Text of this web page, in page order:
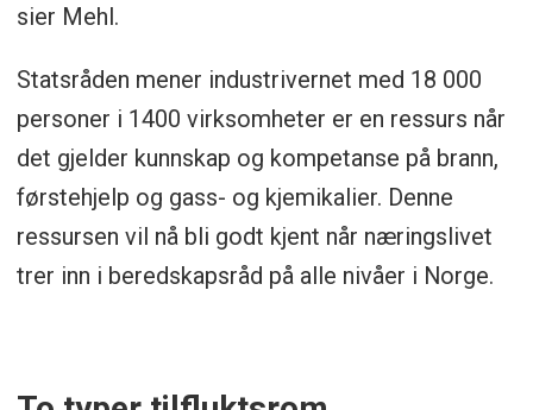
sier Mehl.
Statsråden mener industrivernet med 18 000
personer i 1400 virksomheter er en ressurs når
det gjelder kunnskap og kompetanse på brann,
førstehjelp og gass- og kjemikalier. Denne
ressursen vil nå bli godt kjent når næringslivet
trer inn i beredskapsråd på alle nivåer i Norge.